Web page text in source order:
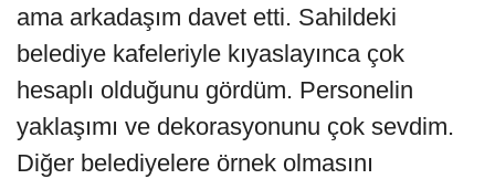
ama arkadaşım davet etti. Sahildeki
belediye kafeleriyle kıyaslayınca çok
hesaplı olduğunu gördüm. Personelin
yaklaşımı ve dekorasyonunu çok sevdim.
Diğer belediyelere örnek olmasını